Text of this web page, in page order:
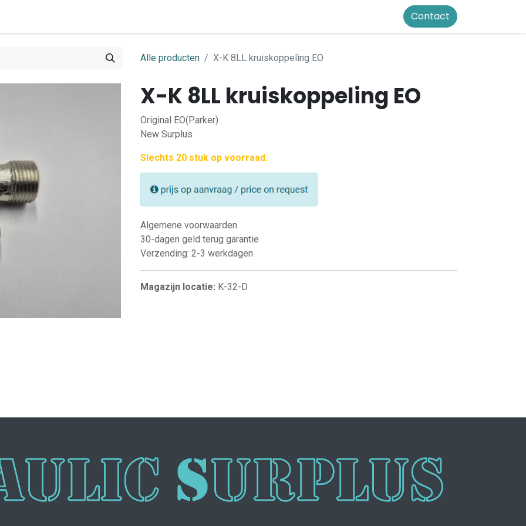
Contact
Alle producten X-K 8LL kruiskoppeling EO
X-K 8LL kruiskoppeling EO
Original EO(Parker)
New Surplus
Slechts 20 stuk op voorraad.
Algemene voorwaarden
30-dagen geld terug garantie
Verzending: 2-3 werkdagen
Magazijn locatie: K-32-D